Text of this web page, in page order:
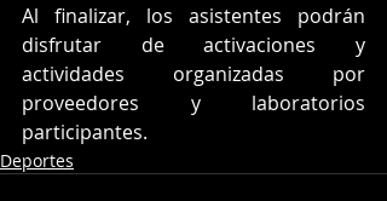
Al finalizar, los asistentes podrán
disfrutar de activaciones y
actividades organizadas por
proveedores y laboratorios
participantes.
Deportes